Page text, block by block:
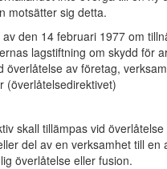
motsätter sig detta.
av den 14 februari 1977 om
lagstiftning om skydd för
överlåtelse av företag,
(överlåtelsedirektivet)
skall tillämpas vid
del av en verksamhet till en
överlåtelse eller fusion.